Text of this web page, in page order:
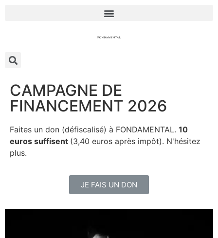
CAMPAGNE DE
FINANCEMENT 2026
Faites un don (défiscalisé) à FONDAMENTAL. 10
euros suffisent (3,40 euros après impôt). N'hésitez
plus.
JE FAIS UN DON